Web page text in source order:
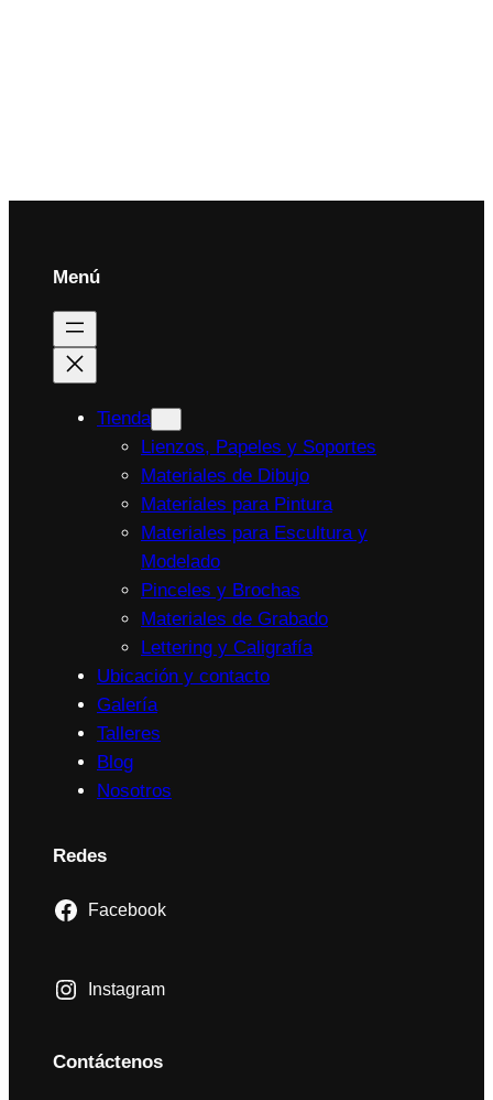
Menú
Tienda
Lienzos, Papeles y Soportes
Materiales de Dibujo
Materiales para Pintura
Materiales para Escultura y
Modelado
Pinceles y Brochas
Materiales de Grabado
Lettering y Caligrafía
Ubicación y contacto
Galería
Talleres
Blog
Nosotros
Redes
Facebook
Instagram
Contáctenos